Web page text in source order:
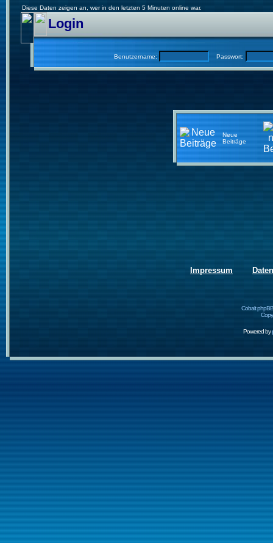
Diese Daten zeigen an, wer in den letzten 5 Minuten online war.
Login
Benutzername: Passwort:
Neue
Beiträge
Impressum
Cobalt
Powered by